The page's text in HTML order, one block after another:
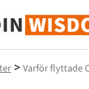
> Varför flyttade